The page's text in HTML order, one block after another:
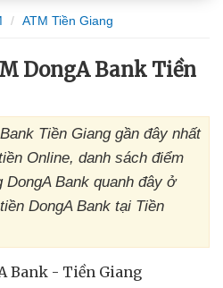
ATM Tiền Giang
DongA Bank Tiền
Tiền Giang gần đây nhất
Online, danh sách điểm
DongA Bank quanh đây ở
DongA Bank tại Tiền
Bank - Tiền Giang